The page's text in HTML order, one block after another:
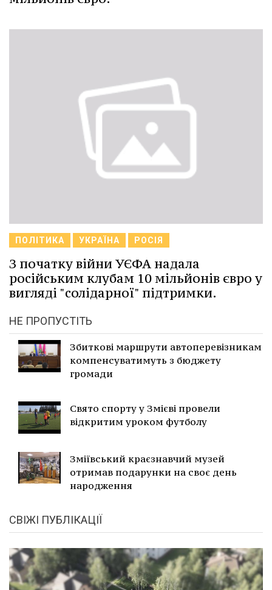
ПОЛІТИКА УКРАЇНА РОСІЯ
З початку війни УЄФА надала
російським клубам 10 мільйонів євро у
вигляді "солідарної" підтримки.
НЕ ПРОПУСТІТЬ
Збиткові маршрути автоперевізникам
компенсуватимуть з бюджету
громади
Свято спорту у Змієві провели
відкритим уроком футболу
Зміївський краєзнавчий музей
отримав подарунки на своє день
народження
СВІЖІ ПУБЛІКАЦІЇ